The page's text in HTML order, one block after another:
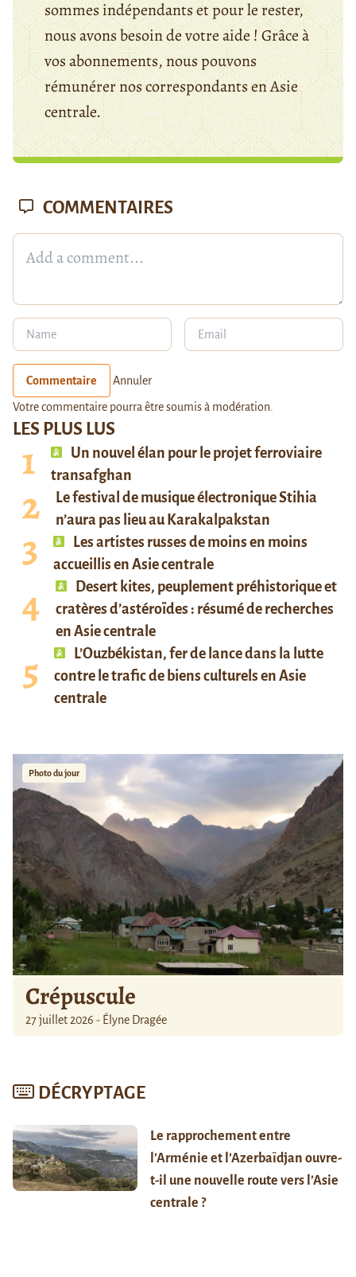
sommes indépendants et pour le rester,
nous avons besoin de votre aide ! Grâce à
vos abonnements, nous pouvons
rémunérer nos correspondants en Asie
centrale.
LES PLUS LUS
Un nouvel élan pour le projet ferroviaire
transafghan
Le festival de musique électronique Stihia
n’aura pas lieu au Karakalpakstan
Les artistes russes de moins en moins
accueillis en Asie centrale
Desert kites, peuplement préhistorique et
cratères d’astéroïdes : résumé de recherches
en Asie centrale
L’Ouzbékistan, fer de lance dans la lutte
contre le trafic de biens culturels en Asie
centrale
Photo du jour
Crépuscule
27 juillet 2026 - Élyne Dragée
DÉCRYPTAGE
Le rapprochement entre
l’Arménie et l’Azerbaïdjan ouvre-
t-il une nouvelle route vers l’Asie
centrale ?
COMMENTAIRES
Commentaire Annuler
Votre commentaire pourra être soumis à modération.